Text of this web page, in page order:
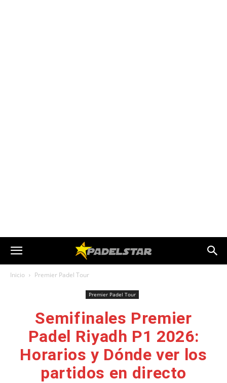
Inicio Premier Padel Tour
Premier Padel Tour
Semifinales Premier
Padel Riyadh P1 2026:
Horarios y Dónde ver los
partidos en directo